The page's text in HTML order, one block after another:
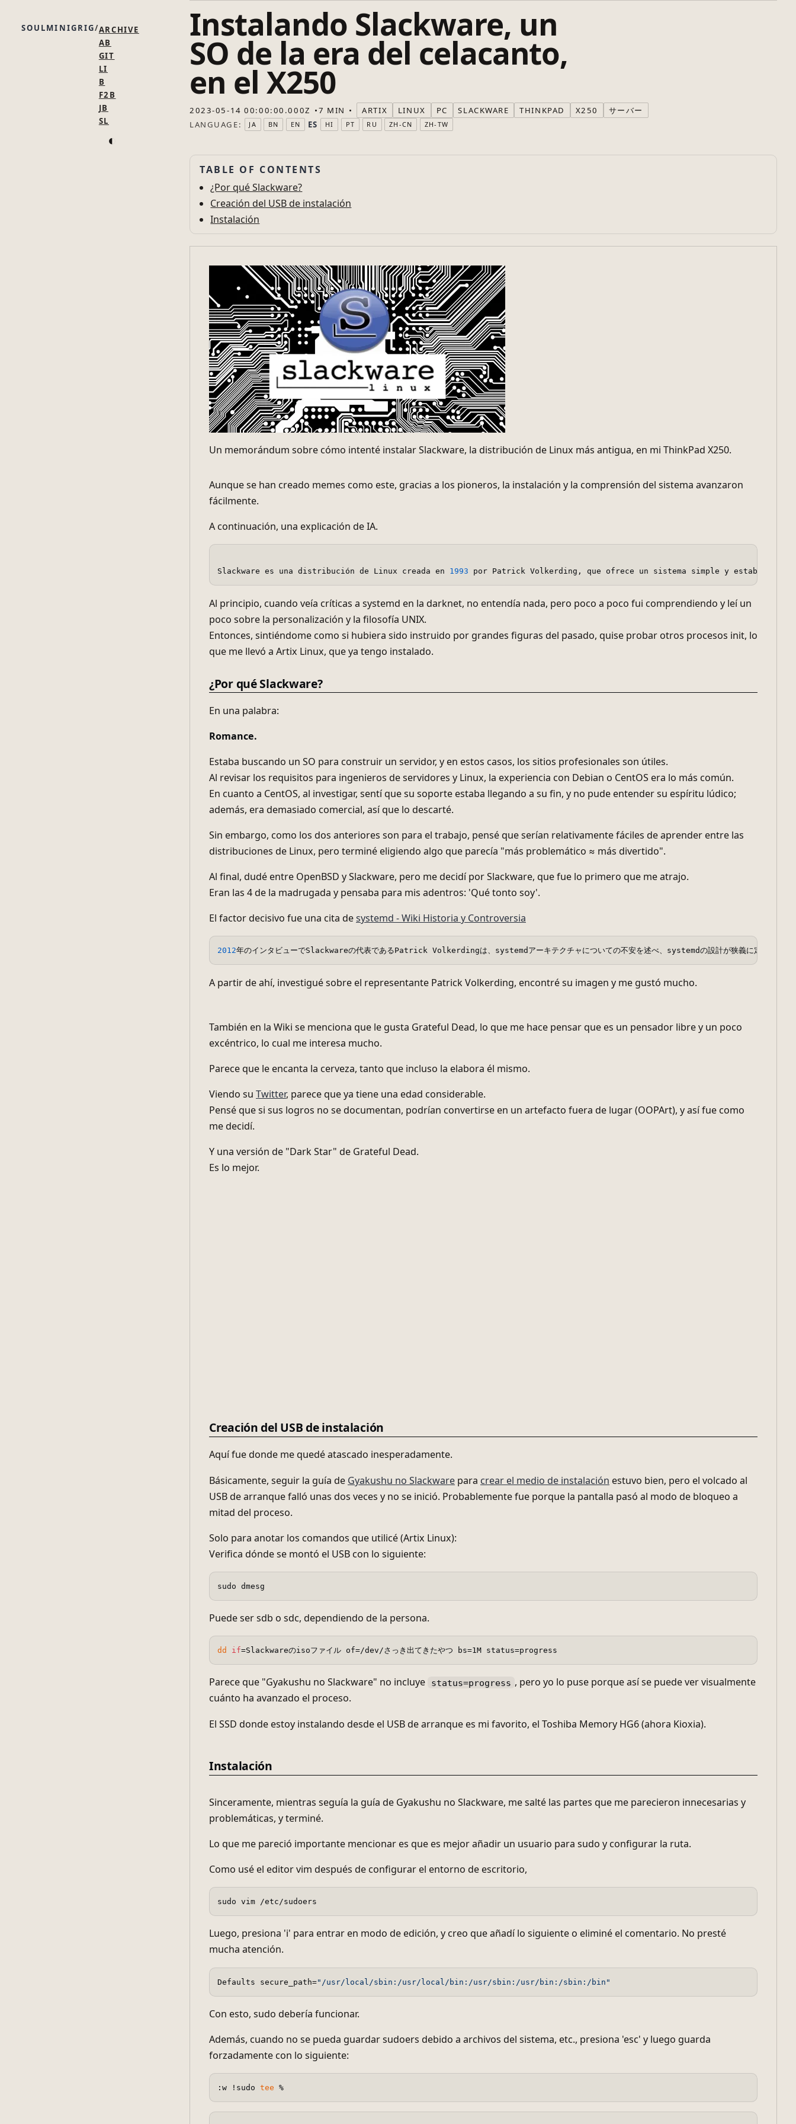
SOULMINIGRIG ARCHIVE
AB
GIT
LI
B
F2B
JB
SL
◐
Instalando Slackware, un
SO de la era del celacanto,
en el X250
2023-05-14 00:00:00.000Z 7 MIN ARTIX LINUX PC SLACKWARE THINKPAD X250
サーバー
LANGUAGE:
JA BN EN ES HI PT RU ZH-CN ZH-TW
TABLE OF CONTENTS
¿Por qué Slackware?
Creación del USB de instalación
Instalación
Un memorándum sobre cómo intenté instalar Slackware, la distribución de Linux más antigua, en mi ThinkPad X250.
Aunque se han creado memes como este, gracias a los pioneros, la instalación y la comprensión del sistema avanzaron
fácilmente.
A continuación, una explicación de IA.
Slackware es una distribución de Linux creada en 1993 por Patrick Volkerding, que ofrece un sistema simple y estable
Al principio, cuando veía críticas a systemd en la darknet, no entendía nada, pero poco a poco fui comprendiendo y leí un
poco sobre la personalización y la filosofía UNIX.
Entonces, sintiéndome como si hubiera sido instruido por grandes figuras del pasado, quise probar otros procesos init, lo
que me llevó a Artix Linux, que ya tengo instalado.
¿Por qué Slackware?
En una palabra:
Romance.
Estaba buscando un SO para construir un servidor, y en estos casos, los sitios profesionales son útiles.
Al revisar los requisitos para ingenieros de servidores y Linux, la experiencia con Debian o CentOS era lo más común.
En cuanto a CentOS, al investigar, sentí que su soporte estaba llegando a su fin, y no pude entender su espíritu lúdico;
además, era demasiado comercial, así que lo descarté.
Sin embargo, como los dos anteriores son para el trabajo, pensé que serían relativamente fáciles de aprender entre las
distribuciones de Linux, pero terminé eligiendo algo que parecía "más problemático ≈ más divertido".
Al final, dudé entre OpenBSD y Slackware, pero me decidí por Slackware, que fue lo primero que me atrajo.
Eran las 4 de la madrugada y pensaba para mis adentros: 'Qué tonto soy'.
El factor decisivo fue una cita desystemd - Wiki Historia y Controversia
2012年のインタビューでSlackwareの代表であるPatrick Volkerdingは、systemdアーキテクチャについての不安を述べ、systemdの設計が狭義に定義された機
A partir de ahí, investigué sobre el representante Patrick Volkerding, encontré su imagen y me gustó mucho.
También en la Wiki se menciona que le gusta Grateful Dead, lo que me hace pensar que es un pensador libre y un poco
excéntrico, lo cual me interesa mucho.
Parece que le encanta la cerveza, tanto que incluso la elabora él mismo.
Viendo su Twitter, parece que ya tiene una edad considerable.
Pensé que si sus logros no se documentan, podrían convertirse en un artefacto fuera de lugar (OOPArt), y así fue como
me decidí.
Y una versión de "Dark Star" de Grateful Dead.
Es lo mejor.
Creación del USB de instalación
Aquí fue donde me quedé atascado inesperadamente.
Básicamente, seguir la guía de Gyakushu no Slackware para crear el medio de instalación estuvo bien, pero el volcado al
USB de arranque falló unas dos veces y no se inició. Probablemente fue porque la pantalla pasó al modo de bloqueo a
mitad del proceso.
Solo para anotar los comandos que utilicé (Artix Linux):
Verifica dónde se montó el USB con lo siguiente:
Puede ser sdb o sdc, dependiendo de la persona.
dd if
Parece que "Gyakushu no Slackware" no incluye status=progress , pero yo lo puse porque así se puede ver visualmente
cuánto ha avanzado el proceso.
El SSD donde estoy instalando desde el USB de arranque es mi favorito, el Toshiba Memory HG6 (ahora Kioxia).
Instalación
Sinceramente, mientras seguía la guía de Gyakushu no Slackware, me salté las partes que me parecieron innecesarias y
problemáticas, y terminé.
Lo que me pareció importante mencionar es que es mejor añadir un usuario para sudo y configurar la ruta.
Como usé el editor vim después de configurar el entorno de escritorio,
Luego, presiona 'i' para entrar en modo de edición, y creo que añadí lo siguiente o eliminé el comentario. No presté
mucha atención.
Defaults secure_path="/usr/local/sbin:/usr/local/bin:/usr/sbin:/usr/bin:/sbin:/bin"
Con esto, sudo debería funcionar.
Además, cuando no se pueda guardar sudoers debido a archivos del sistema, etc., presiona 'esc' y luego guarda
forzadamente con lo siguiente:
:w !sudo tee